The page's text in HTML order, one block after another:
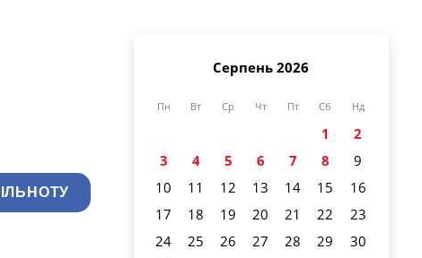
Серпень 2026
Пн Вт Ср Чт Пт Сб Нд
1
2
3
4 5 6 7 8
9
10
11 12 13 14 15
16
17
18 19 20 21 22
23
24
25 26 27 28 29
30